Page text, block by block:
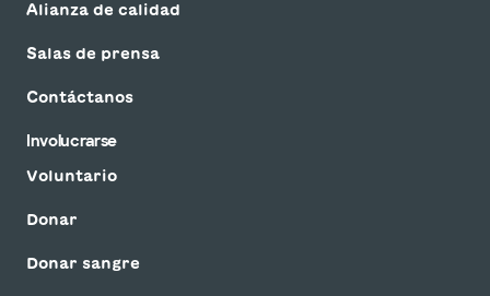
Alianza de calidad
Salas de prensa
Contáctanos
Involucrarse
Voluntario
Donar
Donar sangre